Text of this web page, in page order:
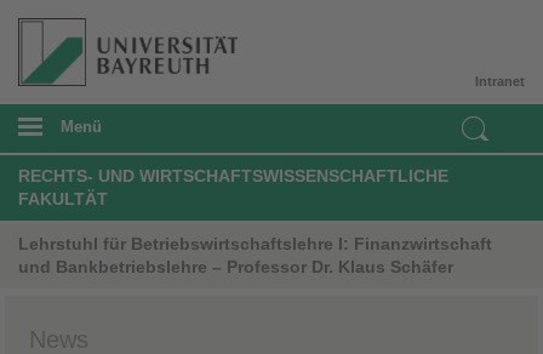
Intranet
Menü
RECHTS- UND WIRTSCHAFTSWISSENSCHAFTLICHE
FAKULTÄT
Lehrstuhl für Betriebswirtschaftslehre I: Finanzwirtschaft
und Bankbetriebslehre – Professor Dr. Klaus Schäfer
News